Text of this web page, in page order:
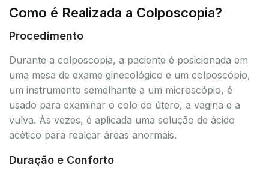
Como é Realizada a Colposcopia?
Procedimento
Durante a colposcopia, a paciente é posicionada em
uma mesa de exame ginecológico e um colposcópio,
um instrumento semelhante a um microscópio, é
usado para examinar o colo do útero, a vagina e a
vulva. Às vezes, é aplicada uma solução de ácido
acético para realçar áreas anormais.
Duração e Conforto